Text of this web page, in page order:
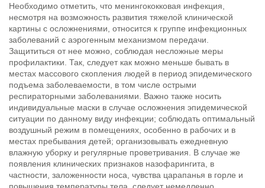
Необходимо отметить, что менингококковая инфекция,
несмотря на возможность развития тяжелой клинической
картины с осложнениями, относится к группе инфекционных
заболеваний с аэрогенным механизмом передачи.
Защититься от нее можно, соблюдая несложные меры
профилактики. Так, следует как можно меньше бывать в
местах массового скопления людей в период эпидемического
подъема заболеваемости, в том числе острыми
респираторными заболеваниями. Важно также носить
индивидуальные маски в случае осложнения эпидемической
ситуации по данному виду инфекции; соблюдать оптимальный
воздушный режим в помещениях, особенно в рабочих и в
местах пребывания детей; организовывать ежедневную
влажную уборку и регулярные проветривания. В случае же
появления клинических признаков назофарингита, в
частности, заложенности носа, чувства царапанья в горле и
повышения температуры тела, следует немедленно